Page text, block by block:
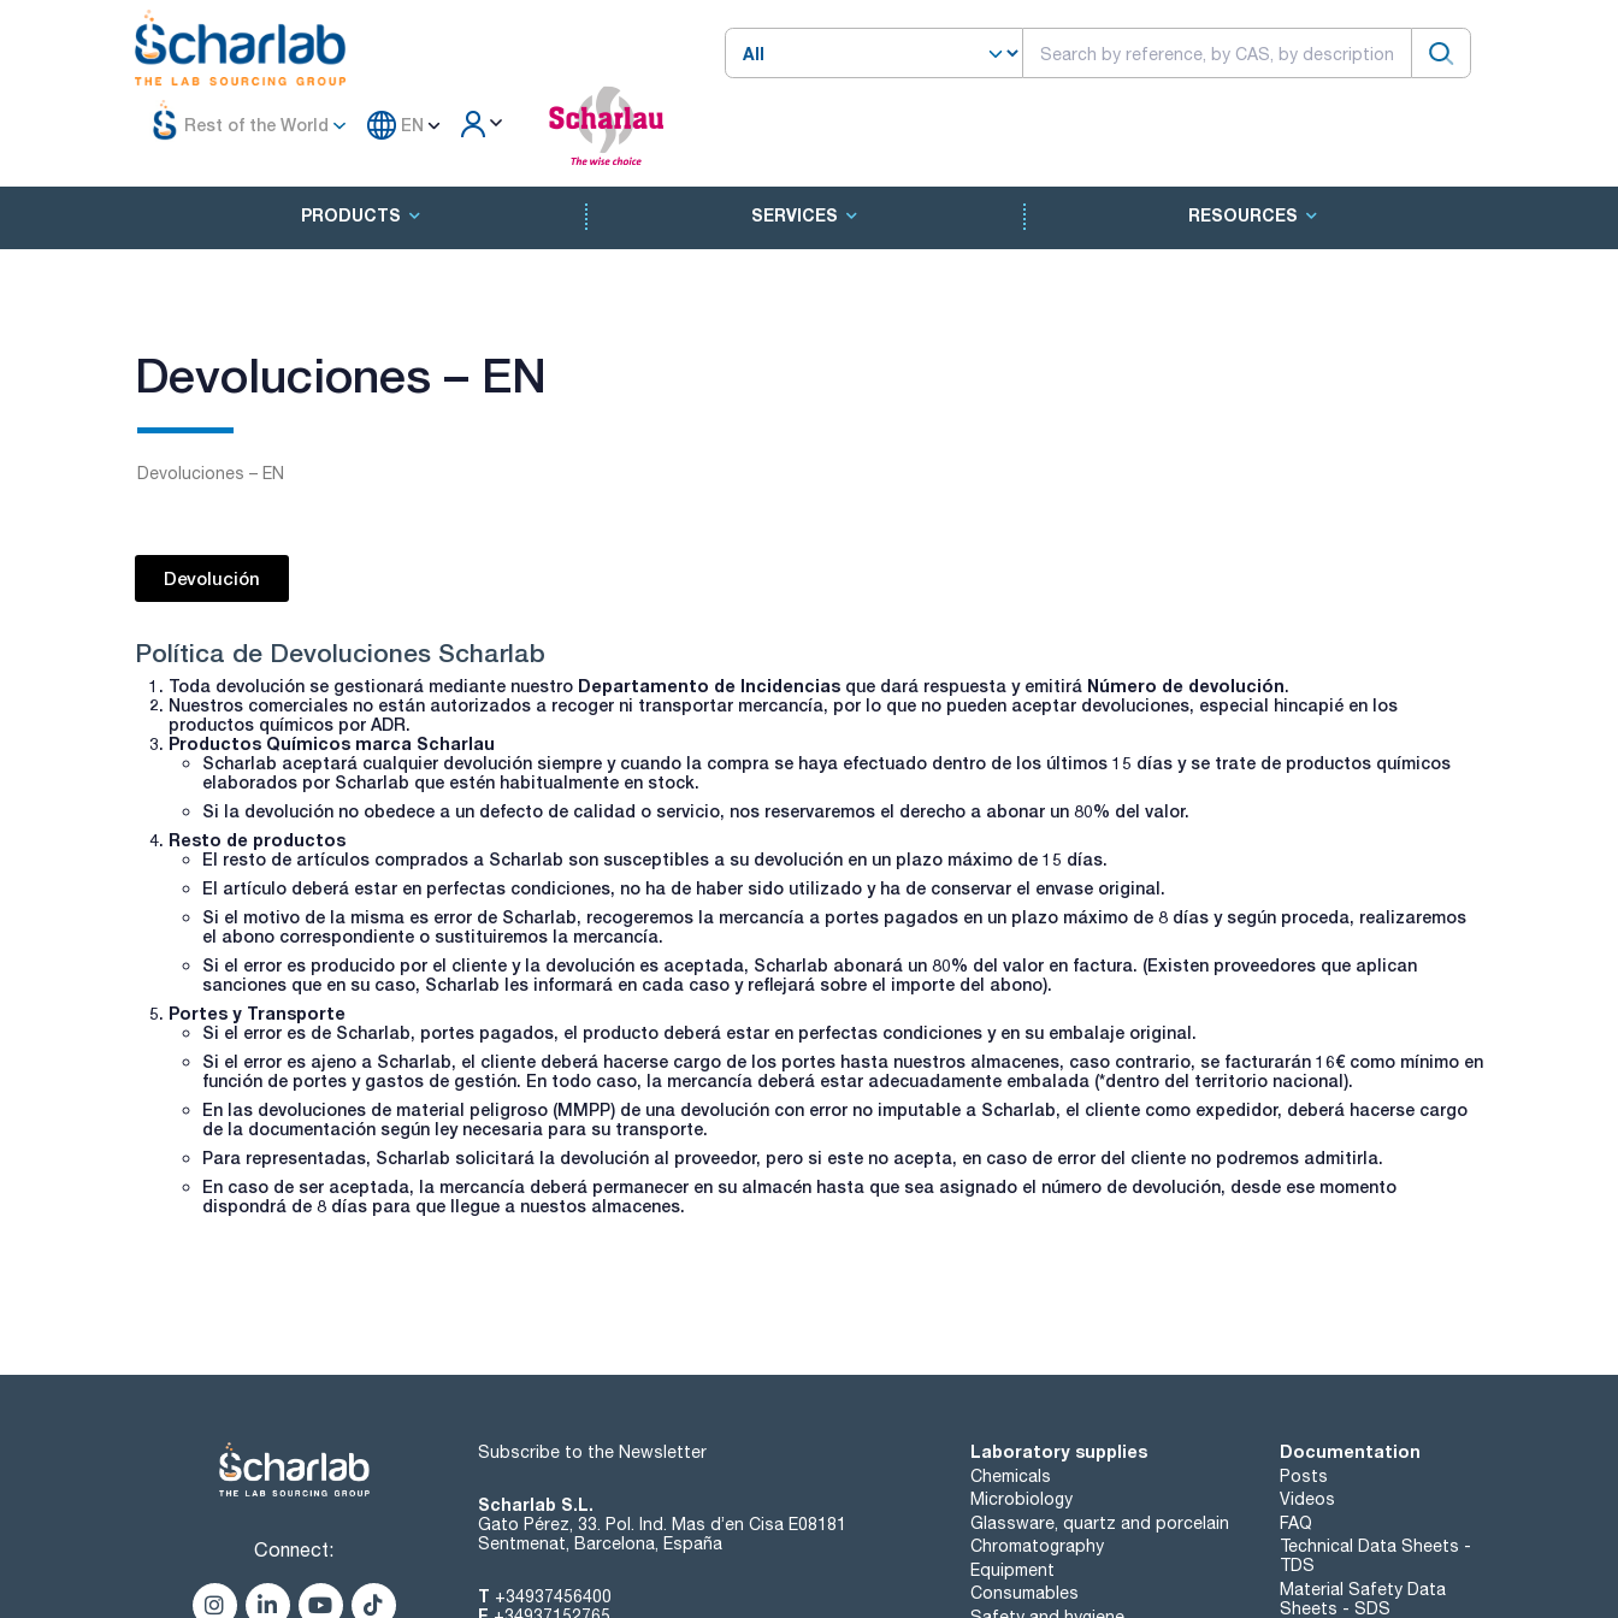
Rest of the World EN
PRODUCTS SERVICES RESOURCES
Devoluciones – EN
Devoluciones – EN
Devolución
Política de Devoluciones Scharlab
Toda devolución se gestionará mediante nuestro Departamento de Incidencias que dará respuesta y emitirá Número de devolución.
Nuestros comerciales no están autorizados a recoger ni transportar mercancía, por lo que no pueden aceptar devoluciones, especial hincapié en los
productos químicos por ADR.
Productos Químicos marca Scharlau
Scharlab aceptará cualquier devolución siempre y cuando la compra se haya efectuado dentro de los últimos 15 días y se trate de productos químicos
elaborados por Scharlab que estén habitualmente en stock.
Si la devolución no obedece a un defecto de calidad o servicio, nos reservaremos el derecho a abonar un 80% del valor.
Resto de productos
El resto de artículos comprados a Scharlab son susceptibles a su devolución en un plazo máximo de 15 días.
El artículo deberá estar en perfectas condiciones, no ha de haber sido utilizado y ha de conservar el envase original.
Si el motivo de la misma es error de Scharlab, recogeremos la mercancía a portes pagados en un plazo máximo de 8 días y según proceda, realizaremos
el abono correspondiente o sustituiremos la mercancía.
Si el error es producido por el cliente y la devolución es aceptada, Scharlab abonará un 80% del valor en factura. (Existen proveedores que aplican
sanciones que en su caso, Scharlab les informará en cada caso y reflejará sobre el importe del abono).
Portes y Transporte
Si el error es de Scharlab, portes pagados, el producto deberá estar en perfectas condiciones y en su embalaje original.
Si el error es ajeno a Scharlab, el cliente deberá hacerse cargo de los portes hasta nuestros almacenes, caso contrario, se facturarán 16€ como mínimo en
función de portes y gastos de gestión. En todo caso, la mercancía deberá estar adecuadamente embalada (*dentro del territorio nacional).
En las devoluciones de material peligroso (MMPP) de una devolución con error no imputable a Scharlab, el cliente como expedidor, deberá hacerse cargo
de la documentación según ley necesaria para su transporte.
Para representadas, Scharlab solicitará la devolución al proveedor, pero si este no acepta, en caso de error del cliente no podremos admitirla.
En caso de ser aceptada, la mercancía deberá permanecer en su almacén hasta que sea asignado el número de devolución, desde ese momento
dispondrá de 8 días para que llegue a nuestos almacenes.
Connect:
Subscribe to the Newsletter
Scharlab S.L.
Gato Pérez, 33. Pol. Ind. Mas d’en Cisa E08181
Sentmenat, Barcelona, España
T +34937456400
Laboratory supplies
Chemicals
Microbiology
Glassware, quartz and porcelain
Chromatography
Equipment
Consumables
Documentation
Posts
Videos
FAQ
Technical Data Sheets -
TDS
Material Safety Data
Sheets - SDS